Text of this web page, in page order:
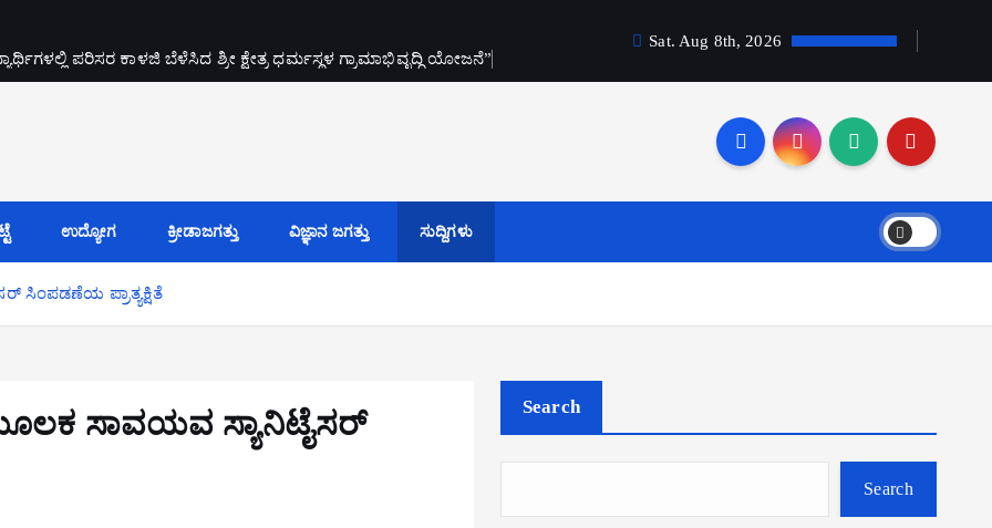
ಪರಿಸರ ಕಾಳಜಿ ಬೆಳೆಸಿದ ಶ್ರೀ ಕ್ಷೇತ್ರ ಧರ್ಮಸ್ಥಳ ಗ್ರಾಮಾಭಿವೃದ್ಧಿ ಯೋಜನೆ”
Sat. Aug 8th, 2026
ಉದ್ಯೋಗ ಕ್ರೀಡಾಜಗತ್ತು ವಿಜ್ಞಾನ ಜಗತ್ತು ಸುದ್ದಿಗಳು
ಸಿಂಪಡಣೆಯ ಪ್ರಾತ್ಯಕ್ಷಿತೆ
ಮೂಲಕ ಸಾವಯವ ಸ್ಯಾನಿಟೈಸರ್
Search
Search